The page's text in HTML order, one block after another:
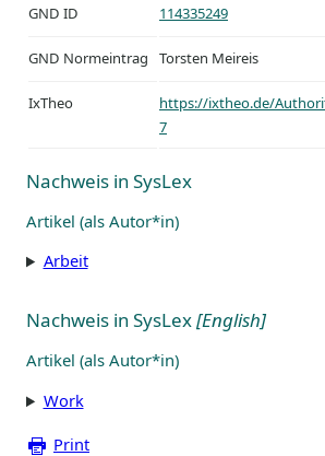
GND ID 114335249
GND Normeintrag Torsten Meireis
IxTheo
https://ixtheo.de/
7
Nachweis in SysLex
Artikel (als Autor*in)
Arbeit
Nachweis in SysLex[English]
Artikel (als Autor*in)
Work
Print